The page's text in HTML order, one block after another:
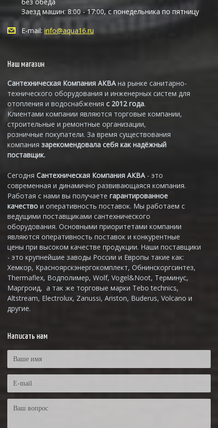
Заезд машин: 8:00 - 17:00, с понедельника по пятницу
E-mail: info@aqua16.ru
Наш магазин
Сантехническая Компания АКВАна рынке санитарно-
технического оборудования и инженерных систем для
отопления и водоснабжения с 2012 года.
Клиентами компании являются торговые компании,
строительные и ремонтные организации,
розничные покупатели. За время существования
компания зарекомендовала себя как надёжный
поставщик.
Сегодня Сантехническая Компания АКВА - это
современная и динамично развивающаяся компания.
Работая с нами вы получаете гарантированное
качество и оперативность поставок. Мы работаем с
ведущими поставщиками сантехнического
оборудования. Основными приоритетами компании
являются оперативность поставок и конкурентные
цены при высоком качестве продукции. Наши поставщики
- это крупнейшие заводы России и Европы такие как:
Хемкор, Красноярскэнергокомплект, Обнинскоргсинтез,
Thermaflex, Водполимер, Wolf, Vogel&Noot, Терминус,
Маргроид, а так же торговые марки Tebo technics,
Altstream, Electrolux, Zanussi, Ariston, Buderus, Volcano и
другие.
Написать нам